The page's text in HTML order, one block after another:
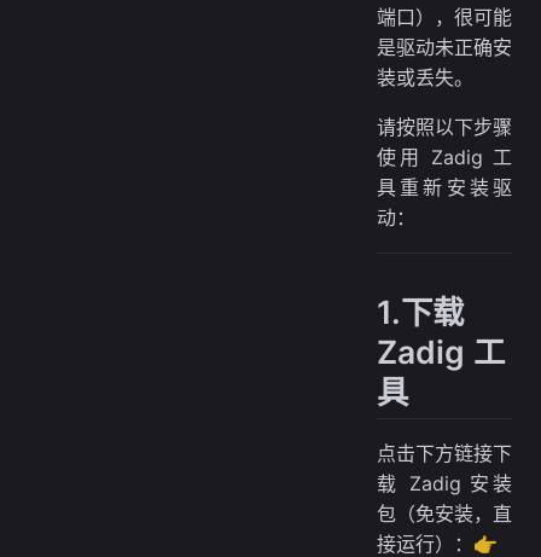
端口），很可能
是驱动未正确安
装或丢失。
请按照以下步骤
使用 Zadig 工
具重新安装驱
动：
1.下载
Zadig 工
具
点击下方链接下
载 Zadig 安装
包（免安装，直
接运行）：👉